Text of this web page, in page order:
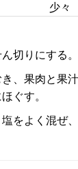
少々
切りにする。
、果肉と果
ぐす。
塩をよく混ぜ